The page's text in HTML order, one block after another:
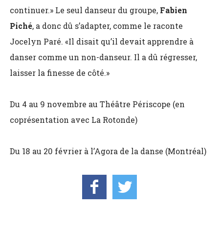
continuer.» Le seul danseur du groupe, Fabien
Piché, a donc dû s’adapter, comme le raconte
Jocelyn Paré. «Il disait qu’il devait apprendre à
danser comme un non-danseur. Il a dû régresser,
laisser la finesse de côté.»
Du 4 au 9 novembre au Théâtre Périscope (en
coprésentation avec La Rotonde)
Du 18 au 20 février à l’Agora de la danse (Montréal)